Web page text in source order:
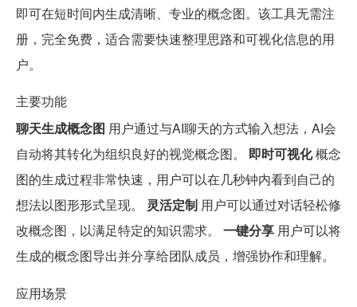
即可在短时间内生成清晰、专业的概念图。该工具无需注
册，完全免费，适合需要快速整理思路和可视化信息的用
户。
主要功能
聊天生成概念图 用户通过与AI聊天的方式输入想法，AI会
自动将其转化为组织良好的视觉概念图。 即时可视化概念
图的生成过程非常快速，用户可以在几秒钟内看到自己的
想法以图形形式呈现。 灵活定制 用户可以通过对话轻松修
改概念图，以满足特定的知识需求。 一键分享 用户可以将
生成的概念图导出并分享给团队成员，增强协作和理解。
应用场景